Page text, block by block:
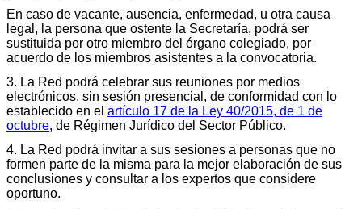
En caso de vacante, ausencia, enfermedad, u otra causa
legal, la persona que ostente la Secretaría, podrá ser
sustituida por otro miembro del órgano colegiado, por
acuerdo de los miembros asistentes a la convocatoria.
3. La Red podrá celebrar sus reuniones por medios
electrónicos, sin sesión presencial, de conformidad con lo
establecido en el artículo 17 de la Ley 40/2015, de 1 de
octubre, de Régimen Jurídico del Sector Público.
4. La Red podrá invitar a sus sesiones a personas que no
formen parte de la misma para la mejor elaboración de sus
conclusiones y consultar a los expertos que considere
oportuno.